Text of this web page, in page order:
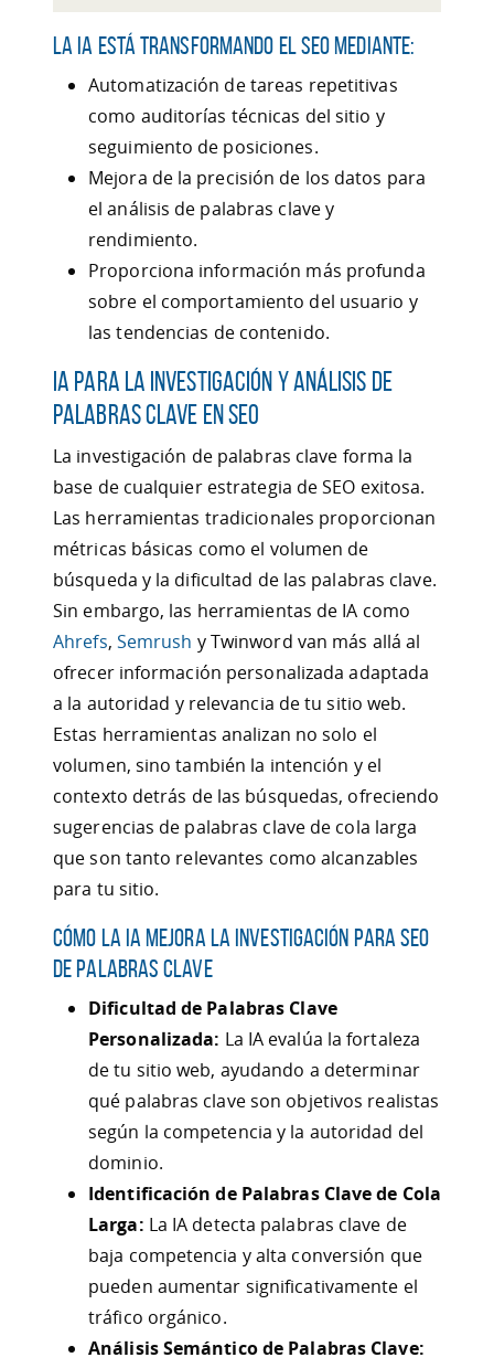
La IA está transformando el SEO mediante:
Automatización de tareas repetitivas
como auditorías técnicas del sitio y
seguimiento de posiciones.
Mejora de la precisión de los datos para
el análisis de palabras clave y
rendimiento.
Proporciona información más profunda
sobre el comportamiento del usuario y
las tendencias de contenido.
IA para la Investigación y Análisis de
Palabras Clave en SEO
La investigación de palabras clave forma la
base de cualquier estrategia de SEO exitosa.
Las herramientas tradicionales proporcionan
métricas básicas como el volumen de
búsqueda y la dificultad de las palabras clave.
Sin embargo, las herramientas de IA como
Ahrefs, Semrush y Twinword van más allá al
ofrecer información personalizada adaptada
a la autoridad y relevancia de tu sitio web.
Estas herramientas analizan no solo el
volumen, sino también la intención y el
contexto detrás de las búsquedas, ofreciendo
sugerencias de palabras clave de cola larga
que son tanto relevantes como alcanzables
para tu sitio.
Cómo la IA Mejora la Investigación para SEO
de Palabras Clave
Dificultad de Palabras Clave
Personalizada: La IA evalúa la fortaleza
de tu sitio web, ayudando a determinar
qué palabras clave son objetivos realistas
según la competencia y la autoridad del
dominio.
Identificación de Palabras Clave de Cola
Larga: La IA detecta palabras clave de
baja competencia y alta conversión que
pueden aumentar significativamente el
tráfico orgánico.
Análisis Semántico de Palabras Clave: